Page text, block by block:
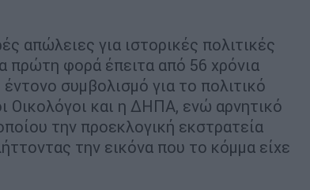
απώλειες για ιστορικές πολιτικές
πρώτη φορά έπειτα από 56 χρόνια
συμβολισμό για το πολιτικό
Οικολόγοι και η ΔΗΠΑ, ενώ αρνητικό
την προεκλογική εκστρατεία
την εικόνα που το κόμμα είχε